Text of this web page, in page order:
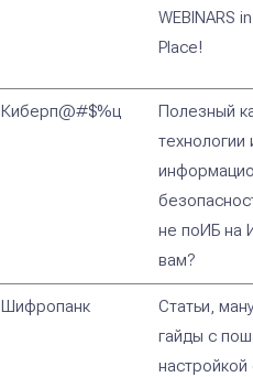
WEBINARS
Place!
Киберп@#$%ц
Полезный
технологии
не поИБ на
вам?
Шифропанк
Статьи,
гайды с
настройкой